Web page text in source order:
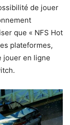
de jouer
que « NFS Hot
plateformes,
jouer en ligne